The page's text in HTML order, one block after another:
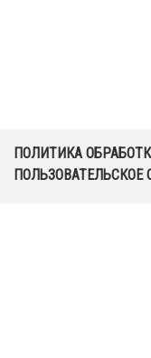
ПОЛИТИКА
ПОЛЬЗОВАТЕЛЬСКОЕ